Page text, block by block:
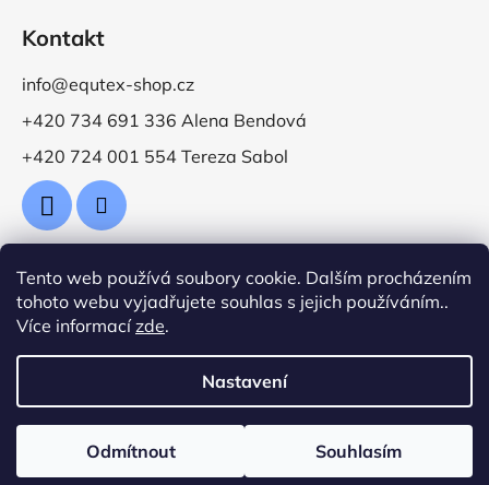
Tento web používá soubory cookie. Dalším procházením
tohoto webu vyjadřujete souhlas s jejich používáním..
Více informacízde.
Nastavení
Odmítnout Souhlasím
Kontakt
info@equtex-shop.cz
+420 734 691 336 Alena Bendová
+420 724 001 554 Tereza Sabol
Přijímáme online platby
Vytvořil Shoptet
Copyright 2026Jezdecké potřeby EquTex. Všechna